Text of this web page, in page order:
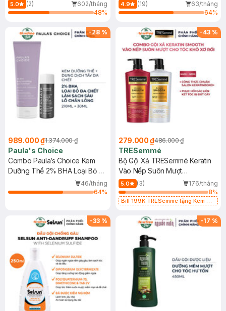
5.0 (2)
602/tháng
48%
4.9 (19)
63/tháng
64%
-28 %
989.000 ₫1.374.000 ₫
Paula's Choice
Combo Paula’s Choice Kem
Dưỡng Thể 2% BHA Loại Bỏ Da
Chết 210ml + Dung Dịch Tẩy Da
Chết 2% BHA 30ml
46/tháng
64%
-43 %
279.000 ₫486.000 ₫
TRESemmé
Bộ Gội Xả TRESemmé Keratin
Vào Nếp Suôn Mượt
640g+620g
5.0 (3)
176/tháng
8%
Bill 199K TRESemmé tặng Kem Ủ
-33 % -17 %